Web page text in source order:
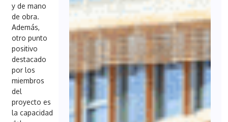
y de mano
de obra.
Además,
otro punto
positivo
destacado
por los
miembros
del
proyecto es
la capacidad